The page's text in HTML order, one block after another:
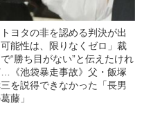
トヨタの非を認める判決が出
能性は、限りなくゼロ」裁
“勝ち目がない”と伝えたけれ
…《池袋暴走事故》父・飯塚
を説得できなかった「長男
藤」